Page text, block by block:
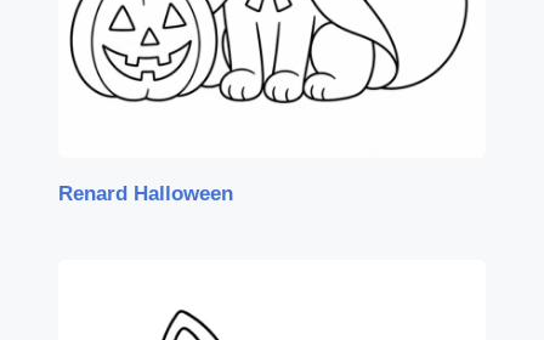
Renard Halloween